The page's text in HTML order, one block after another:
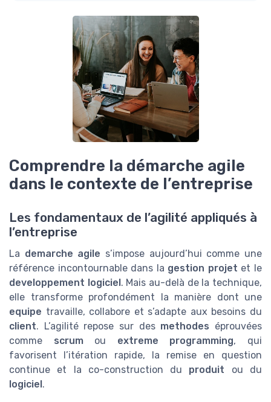
Comprendre la démarche agile
dans le contexte de l’entreprise
Les fondamentaux de l’agilité appliqués à
l’entreprise
La demarche agile s’impose aujourd’hui comme une
référence incontournable dans la gestion projet et le
developpement logiciel. Mais au-delà de la technique,
elle transforme profondément la manière dont une
equipe travaille, collabore et s’adapte aux besoins du
client. L’agilité repose sur des methodes éprouvées
comme scrumou extreme programming, qui
favorisent l’itération rapide, la remise en question
continue et la co-construction du produit ou du
logiciel.